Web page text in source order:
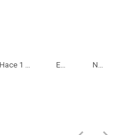
5 meses) Estreno Netflix